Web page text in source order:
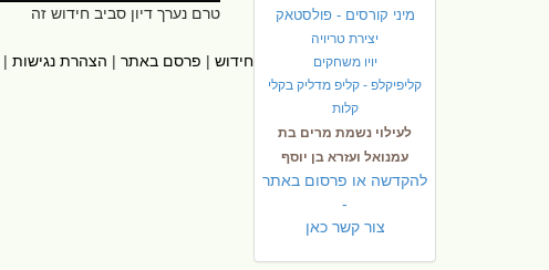
מיני קורסים - פולסטאק
יצירת טריויה
יויו משחקים
קליפיקלפ - קליפ מדליק בקלי
קלות
לעילוי נשמת מרים בת
עמנואל ועזרא בן יוסף
להקדשה או פרסום באתר
-
צור קשר כאן
טרם נערך דיון סביב חידוש זה
|אתרי עזר אודות חידוש | פרסם באתר | הצהרת נגישות |